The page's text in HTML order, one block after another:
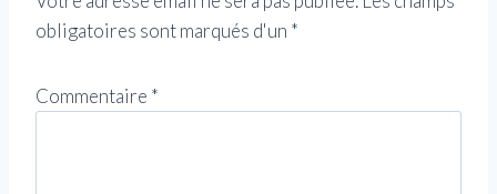
obligatoires sont marqués d'un *
Commentaire *